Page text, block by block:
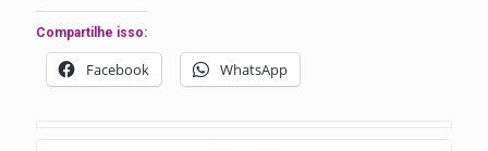
-
20
Unidades
quantidade
Compartilhe isso:
Facebook WhatsApp